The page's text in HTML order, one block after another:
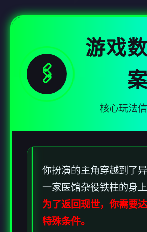
🖇️
游戏
案
核心玩法
你扮演的主角穿越到了
一家医馆杂役铁柱的身上
为了返回现世，你需要
特殊条件。